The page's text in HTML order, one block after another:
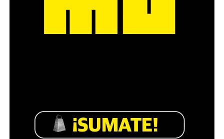
mamá de Lucía Pérez
“Estamos como el día 1”. La frase de la madre de la joven